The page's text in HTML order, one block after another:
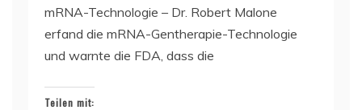
mRNA-Technologie – Dr. Robert Malone
erfand die mRNA-Gentherapie-Technologie
und warnte die FDA, dass die
Teilen mit: